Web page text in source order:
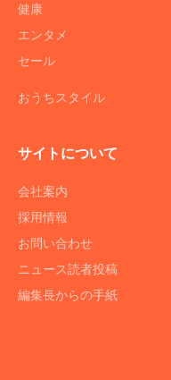
健康
エンタメ
セール
おうちスタイル
サイトについて
会社案内
採用情報
お問い合わせ
ニュース読者投稿
編集長からの手紙